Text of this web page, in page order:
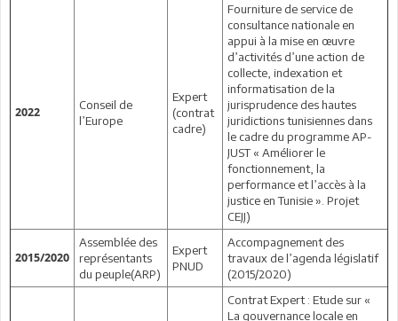
2022
Conseil de
l’Europe
Expert
(contrat
cadre)
Fourniture de service de
consultance nationale en
appui à la mise en œuvre
d’activités d’une action de
collecte, indexation et
informatisation de la
jurisprudence des hautes
juridictions tunisiennes dans
le cadre du programme AP-
JUST « Améliorer le
fonctionnement, la
performance et l’accès à la
justice en Tunisie ». Projet
CEJJ)
2015/2020
Assemblée des
représentants
du peuple(ARP)
Expert
PNUD
Accompagnement des
travaux de l’agenda législatif
(2015/2020)
Contrat Expert : Etude sur «
La gouvernance locale en